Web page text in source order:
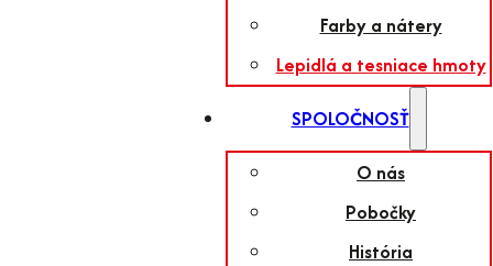
Farby a nátery
Lepidlá a tesniace hmoty
SPOLOČNOSŤ
O nás
Pobočky
História